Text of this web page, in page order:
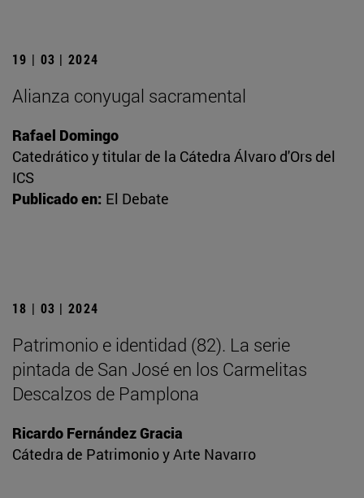
19 | 03 | 2024
Alianza conyugal sacramental
Rafael Domingo
Catedrático y titular de la Cátedra Álvaro d'Ors del
ICS
Publicado en: El Debate
18 | 03 | 2024
Patrimonio e identidad (82). La serie
pintada de San José en los Carmelitas
Descalzos de Pamplona
Ricardo Fernández Gracia
Cátedra de Patrimonio y Arte Navarro